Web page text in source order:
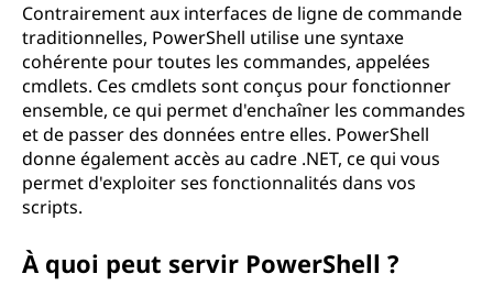
Contrairement aux interfaces de ligne de commande
traditionnelles, PowerShell utilise une syntaxe
cohérente pour toutes les commandes, appelées
cmdlets. Ces cmdlets sont conçus pour fonctionner
ensemble, ce qui permet d'enchaîner les commandes
et de passer des données entre elles. PowerShell
donne également accès au cadre .NET, ce qui vous
permet d'exploiter ses fonctionnalités dans vos
scripts.
À quoi peut servir PowerShell ?